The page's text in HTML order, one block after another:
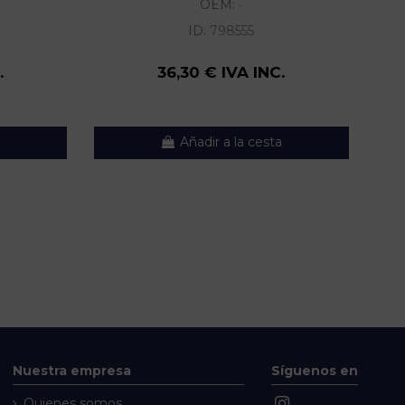
OEM: -
ID: 798555
36,30 € IVA INC.
Añadir a la cesta
Nuestra empresa Síguenos en